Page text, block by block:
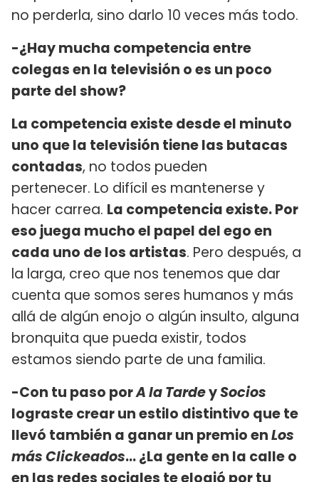
no perderla, sino darlo 10 veces más todo.
-¿Hay mucha competencia entre
colegas en la televisión o es un poco
parte del show?
La competencia existe desde el minuto
uno que la televisión tiene las butacas
contadas, no todos pueden
pertenecer. Lo difícil es mantenerse y
hacer carrea. La competencia existe. Por
eso juega mucho el papel del ego en
cada uno de los artistas. Pero después, a
la larga, creo que nos tenemos que dar
cuenta que somos seres humanos y más
allá de algún enojo o algún insulto, alguna
bronquita que pueda existir, todos
estamos siendo parte de una familia.
-Con tu paso porA la TardeySocios
lograste crear un estilo distintivo que te
llevó también a ganar un premio enLos
más Clickeados… ¿La gente en la calle o
en las redes sociales te elogió por tu